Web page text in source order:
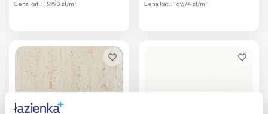
Cena kat.: 159,90 zł/m2
Dodaj do
porównania
Cena kat.: 169,74 zł/m2